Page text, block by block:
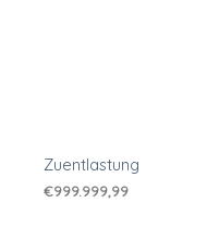
Zuentlastung
€999.999,99